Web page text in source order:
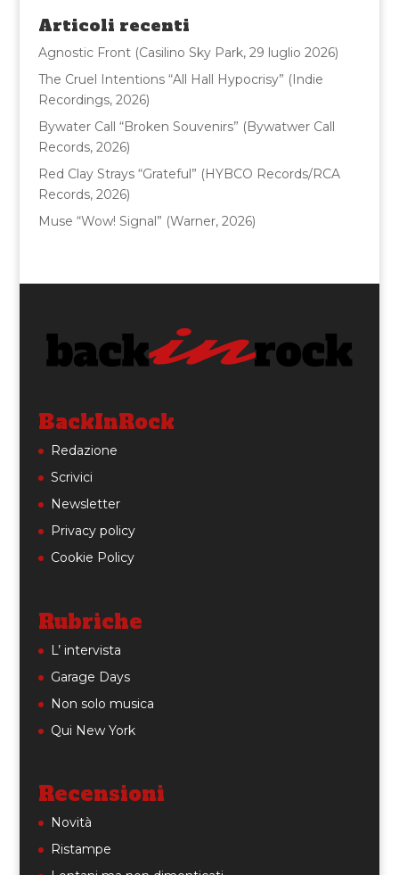
o
o
k
di
Articoli recenti
Agnostic Front (Casilino Sky Park, 29 luglio 2026)
The Cruel Intentions “All Hall Hypocrisy” (Indie
Recordings, 2026)
Bywater Call “Broken Souvenirs” (Bywatwer Call
Records, 2026)
Red Clay Strays “Grateful” (HYBCO Records/RCA
Records, 2026)
Muse “Wow! Signal” (Warner, 2026)
BackInRock
Redazione
Scrivici
Newsletter
Privacy policy
Cookie Policy
Rubriche
L’ intervista
Garage Days
Non solo musica
Qui New York
Recensioni
Novità
Ristampe